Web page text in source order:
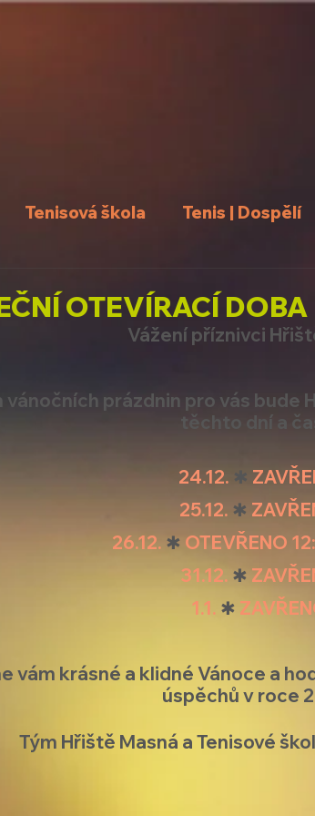
Tenisová škola Tenis | Dospělí
OTEVÍRACÍ DOBA
Vážení příznivci
vánočních prázdnin pro vás bude
těchto dní a
24.12. ✱
25.12. ✱
26.12. ✱ OTEVŘENO
31.12. ✱
1.1. ✱
vám krásné a klidné Vánoce a
úspěchů v roce
Tým Hřiště Masná a Tenisové